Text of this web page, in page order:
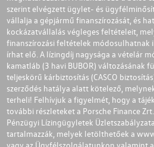
szerint elvégzett ügylet- és
vállalja a gépjármű finanszírozását, és
kockázatvállalás végleges feltételeit,
finanszírozási feltételek módosulhatnak
írhat elő. A lízingdíj nagysága a vételár
kamatláb (3 havi BUBOR) változásának
teljeskörű kárbiztosítás (CASCO
szerződés hatálya alatt kötelező,
terheli! Felhívjuk a figyelmét, hogy a
további részleteket a Porsche Finance
Pénzügyi Lízingügyletek
tartalmazzák, melyek letölthetőek a